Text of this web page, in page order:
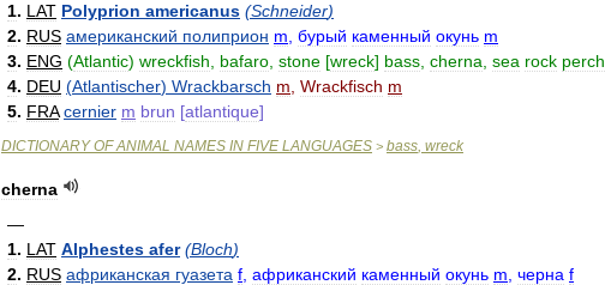
1. LAT Polyprion americanus (Schneider)
2. RUS американский полиприон m бурый каменный окунь m
3. ENG (Atlantic) wreckfish bafaro stone [wreck] bass cherna sea rock perch
4. DEU (Atlantischer) Wrackbarsch m Wrackfisch m
5. FRA cernier m brun [atlantique]
DICTIONARY OF ANIMAL NAMES IN FIVE LANGUAGES > bass, wreck
cherna
—
1. LAT Alphestes afer (Bloch)
2. RUS африканская гуазета f африканский каменный окунь m черна f